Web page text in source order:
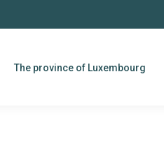
The province of Luxembourg